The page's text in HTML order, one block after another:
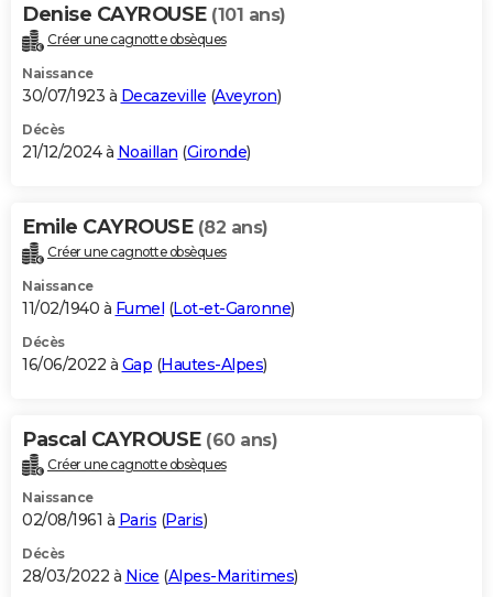
Bricolage
Lifestyle
Culture
Sport
Auto
Television
Voyage
Cinema
Denise CAYROUSE (101 ans)
Créer une cagnotte obsèques
Naissance
30/07/1923 à Decazeville (Aveyron)
Décès
21/12/2024 à Noaillan (Gironde)
Emile CAYROUSE (82 ans)
Créer une cagnotte obsèques
Naissance
11/02/1940 à Fumel (Lot-et-Garonne)
Décès
16/06/2022 à Gap (Hautes-Alpes)
Pascal CAYROUSE (60 ans)
Créer une cagnotte obsèques
Naissance
02/08/1961 à Paris (Paris)
Décès
28/03/2022 à Nice (Alpes-Maritimes)